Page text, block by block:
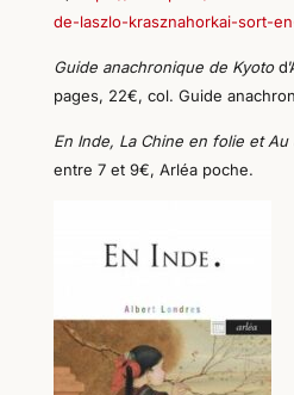
de-laszlo-krasznahorkai-sort-
Guide anachronique de Kyoto
pages, 22€, col. Guide
En Inde, La Chine en folie etAu
entre 7 et 9€, Arléa poche.